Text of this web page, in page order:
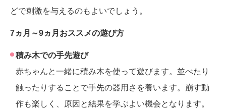
どで刺激を与えるのもよいでしょう。
7ヵ月～9ヵ月おススメの遊び方
積み木での手先遊び
赤ちゃんと一緒に積み木を使って遊びます。並べたり
触ったりすることで手先の器用さを養います。崩す動
作も楽しく、原因と結果を学ぶよい機会となります。